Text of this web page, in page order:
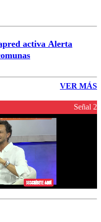
activa Alerta
VER MÁS
Señal 2